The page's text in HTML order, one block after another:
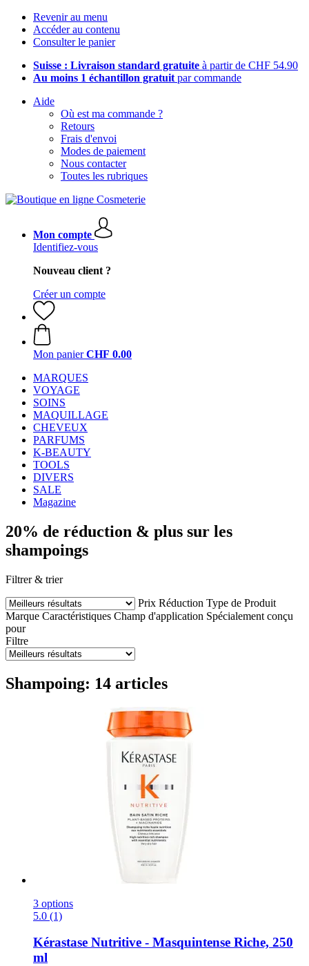
Revenir au menu
Accéder au contenu
Consulter le panier
Suisse : Livraison standard gratuite à partir de CHF 54.90
Au moins 1 échantillon gratuit par commande
Aide
Où est ma commande ?
Retours
Frais d'envoi
Modes de paiement
Nous contacter
Toutes les rubriques
Mon compte
Identifiez-vous
Nouveau client ?
Créer un compte
Mon panier CHF 0.00
MARQUES
VOYAGE
SOINS
MAQUILLAGE
CHEVEUX
PARFUMS
K-BEAUTY
TOOLS
DIVERS
SALE
Magazine
20% de réduction & plus sur les
shampoings
Filtrer & trier
Prix Réduction Type de Produit
Marque Caractéristiques Champ d'application Spécialement conçu
pour
Filtre
Shampoing: 14 articles
3 options
5.0 (1)
Kérastase Nutritive -​ Masquintense Riche, 250
ml